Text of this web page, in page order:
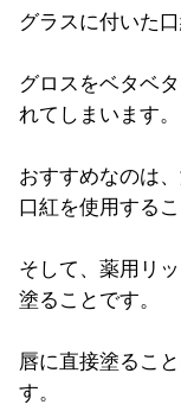
グラスに付いた
グロスをベタベ
れてしまいます。
おすすめなのは
口紅を使用するこ
そして、薬用リ
塗ることです。
唇に直接塗るこ
す。